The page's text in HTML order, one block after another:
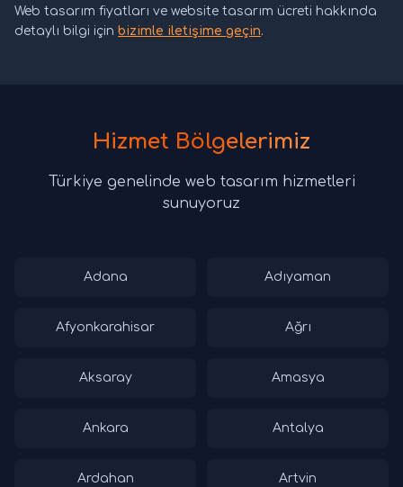
Web tasarım fiyatları ve website tasarım ücreti hakkında
detaylı bilgi için bizimle iletişime geçin.
Hizmet Bölgelerimiz
Türkiye genelinde web tasarım hizmetleri
sunuyoruz
Adana Adıyaman
Afyonkarahisar Ağrı
Aksaray Amasya
Ankara Antalya
Ardahan Artvin